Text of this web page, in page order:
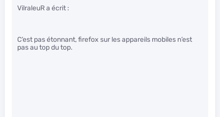
VilraleuR a écrit :
C’est pas étonnant, firefox sur les appareils mobiles n’est
pas au top du top.